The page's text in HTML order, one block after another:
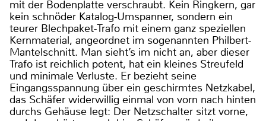
mit der Bodenplatte verschraubt. Kein Ringkern, gar
kein schnöder Katalog-Umspanner, sondern ein
teurer Blechpaket-Trafo mit einem ganz speziellen
Kernmaterial, angeordnet im sogenannten Philbert-
Mantelschnitt. Man sieht’s im nicht an, aber dieser
Trafo ist reichlich potent, hat ein kleines Streufeld
und minimale Verluste. Er bezieht seine
Eingangsspannung über ein geschirmtes Netzkabel,
das Schäfer widerwillig einmal von vorn nach hinten
durchs Gehäuse legt: Der Netzschalter sitzt vorne,